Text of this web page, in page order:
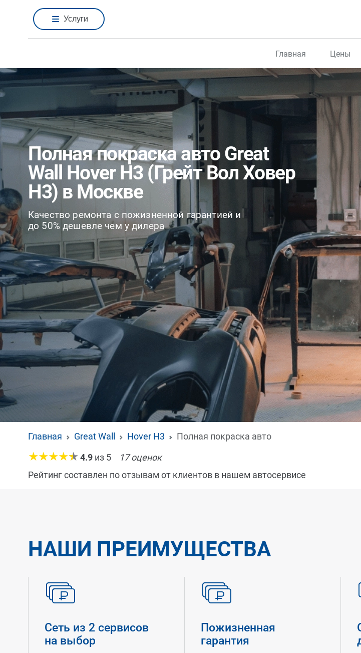
Услуги
Главная Цены
Полная покраска авто Great
Wall Hover H3 (Грейт Вол Ховер
H3) в Москве
Качество ремонта с пожизненной гарантией и
до 50% дешевле чем у дилера
Главная Great Wall Hover H3
Полная покраска авто
4.9 из 5 17оценок
Рейтинг составлен по отзывам от клиентов в нашем автосервисе
НАШИ ПРЕИМУЩЕСТВА
Сеть из 2 сервисов
на выбор
Пожизненная
гарантия